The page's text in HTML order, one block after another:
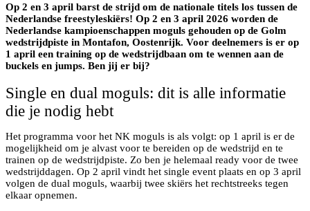
Op 2 en 3 april barst de strijd om de nationale titels los tussen de
Nederlandse freestyleskiërs! Op 2 en 3 april 2026 worden de
Nederlandse kampioenschappen moguls gehouden op de Golm
wedstrijdpiste in Montafon, Oostenrijk. Voor deelnemers is er op
1 april een training op de wedstrijdbaan om te wennen aan de
buckels en jumps. Ben jij er bij?
Single en dual moguls: dit is alle informatie
die je nodig hebt
Het programma voor het NK moguls is als volgt: op 1 april is er de
mogelijkheid om je alvast voor te bereiden op de wedstrijd en te
trainen op de wedstrijdpiste. Zo ben je helemaal ready voor de twee
wedstrijddagen. Op 2 april vindt het single event plaats en op 3 april
volgen de dual moguls, waarbij twee skiërs het rechtstreeks tegen
elkaar opnemen.